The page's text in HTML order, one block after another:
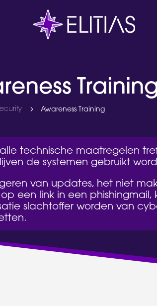
5 Awareness Training
technische maatregelen
de systemen gebruikt
van updates, het niet
op een link in een
slachtoffer worden van